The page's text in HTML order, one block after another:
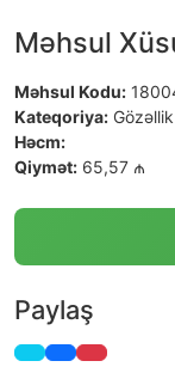
Məhsul
Məhsul Kodu:
Kateqoriya:
Həcm:
Qiymət: 65,57 ₼
Paylaş